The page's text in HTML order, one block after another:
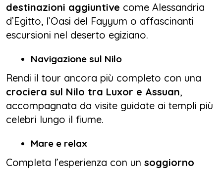
destinazioni aggiuntive come Alessandria
d’Egitto, l’Oasi del Fayyum o affascinanti
escursioni nel deserto egiziano.
Navigazione sul Nilo
Rendi il tour ancora più completo con una
crociera sul Nilo tra Luxor e Assuan,
accompagnata da visite guidate ai templi più
celebri lungo il fiume.
Mare e relax
Completa l’esperienza con un soggiorno